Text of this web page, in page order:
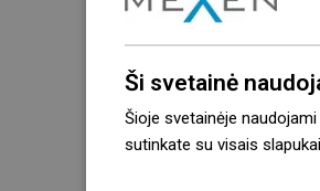
Ši svetainė
Šioje svetainėje
sutinkate su visais